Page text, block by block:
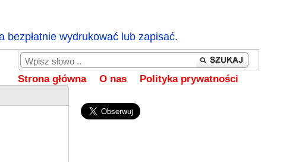
wydrukować lub zapisać.
Strona główna O nas Polityka prywatności